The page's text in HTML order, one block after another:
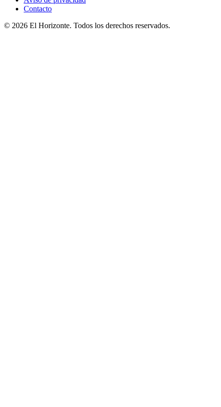
Contacto
© 2026 El Horizonte. Todos los derechos reservados.